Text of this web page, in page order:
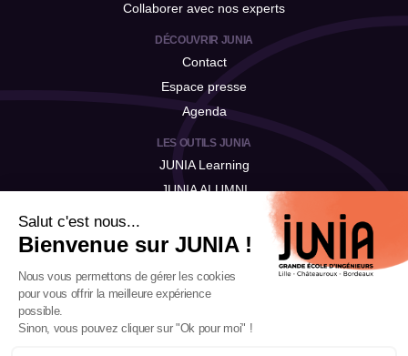
Salut c'est nous...
Bienvenue sur JUNIA !
Nous vous permettons de gérer les cookies
pour vous offrir la meilleure expérience
possible.
Sinon, vous pouvez cliquer sur "Ok pour moi" !
Collaborer avec nos experts
DÉCOUVRIR JUNIA
Contact
Espace presse
Agenda
LES OUTILS JUNIA
JUNIA Learning
JUNIA ALUMNI